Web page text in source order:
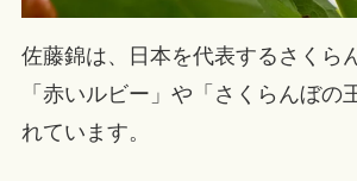
佐藤錦は、日本を代表するさくら
「赤いルビー」や「さくらんぼの
れています。